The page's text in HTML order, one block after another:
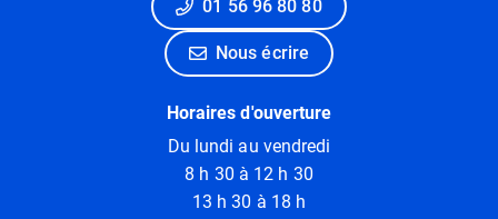
01 56 96 80 80
Nous écrire
Horaires d'ouverture
Du lundi au vendredi
8 h 30 à 12 h 30
13 h 30 à 18 h